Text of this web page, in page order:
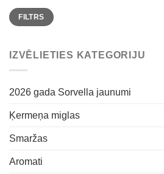
Min.
cena
Maks.
cenaFILTRS
IZVĒLIETIES KATEGORIJU
2026 gada Sorvella jaunumi
Ķermeņa miglas
Smaržas
Aromati